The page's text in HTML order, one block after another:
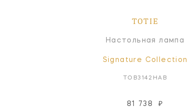
TOTIE
Настольная лампа
Signature Collection
TOB3142HAB
81 738 ₽